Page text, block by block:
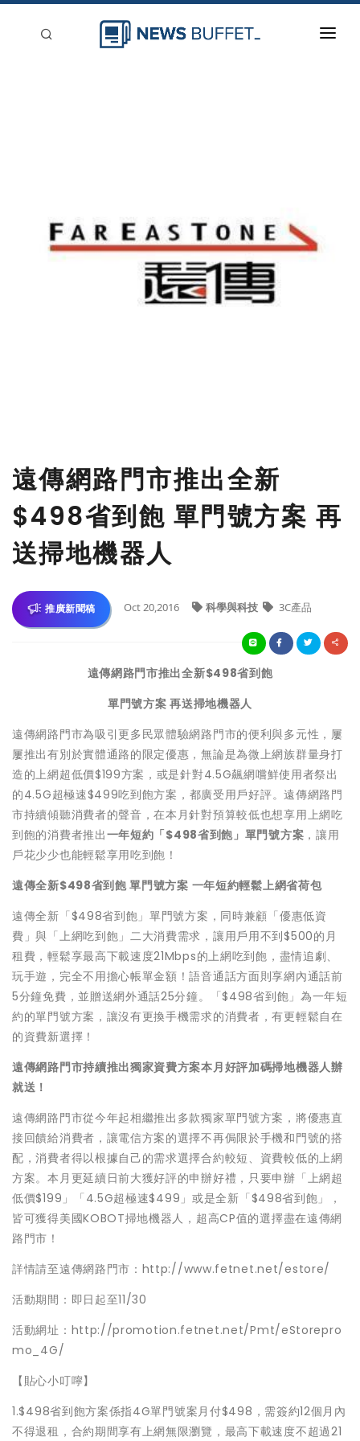
遠傳網路門市推出全新
$498省到飽 單門號方案 再
送掃地機器人
推廣新聞稿 Oct 20,2016 科學與科技 3C產品
遠傳網路門市推出全新$498省到飽
單門號方案 再送掃地機器人
遠傳網路門市為吸引更多民眾體驗網路門市的便利與多元性，屢
屢推出有別於實體通路的限定優惠，無論是為微上網族群量身打
造的上網超低價$199方案，或是針對4.5G飆網嚐鮮使用者祭出
的4.5G超極速$499吃到飽方案，都廣受用戶好評。遠傳網路門
市持續傾聽消費者的聲音，在本月針對預算較低也想享用上網吃
到飽的消費者推出一年短約「$498省到飽」單門號方案 ，讓用
戶花少少也能輕鬆享用吃到飽！
遠傳全新$498省到飽 單門號方案 一年短約輕鬆上網省荷包
遠傳全新「$498省到飽」單門號方案，同時兼顧「優惠低資
費」與「上網吃到飽」二大消費需求，讓用戶用不到$500的月
租費，輕鬆享最高下載速度21Mbps的上網吃到飽，盡情追劇、
玩手遊，完全不用擔心帳單金額！語音通話方面則享網內通話前
5分鐘免費，並贈送網外通話25分鐘。「$498省到飽」為一年短
約的單門號方案，讓沒有更換手機需求的消費者，有更輕鬆自在
的資費新選擇！
遠傳網路門市持續推出獨家資費方案本月好評加碼掃地機器人辦
就送！
遠傳網路門市從今年起相繼推出多款獨家單門號方案，將優惠直
接回饋給消費者，讓電信方案的選擇不再侷限於手機和門號的搭
配，消費者得以根據自己的需求選擇合約較短、資費較低的上網
方案。本月更延續日前大獲好評的申辦好禮，只要申辦「上網超
低價$199」「4.5G超極速$499」或是全新「$498省到飽」，
皆可獲得美國KOBOT掃地機器人，超高CP值的選擇盡在遠傳網
路門市！
詳情請至遠傳網路門市：http://www.fetnet.net/estore/
活動期間：即日起至11/30
活動網址：http://promotion.fetnet.net/Pmt/eStorepro
mo_4G/
【貼心小叮嚀】
1.$498省到飽方案係指4G單門號案月付$498，需簽約12個月內
不得退租，合約期間享有上網無限瀏覽，最高下載速度不超過21